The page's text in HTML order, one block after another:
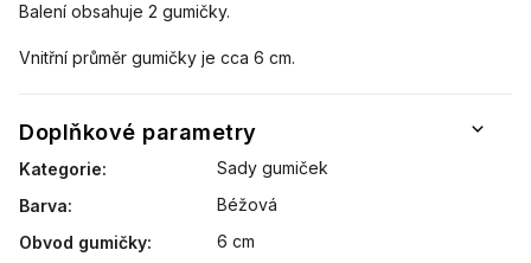
Balení obsahuje 2 gumičky.
Vnitřní průměr gumičky je cca 6 cm.
Doplňkové parametry
Kategorie:
Sady gumiček
Barva:
Béžová
Obvod gumičky: 6 cm